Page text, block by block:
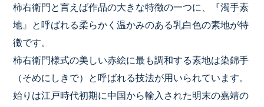
柿右衛門と言えば作品の大きな特徴の一つに、『濁手素
地』と呼ばれる柔らかく温かみのある乳白色の素地が特
徴です。
柿右衛門様式の美しい赤絵に最も調和する素地は染錦手
（そめにしきで）と呼ばれる技法が用いられています。
始りは江戸時代初期に中国から輸入された明末の嘉靖の